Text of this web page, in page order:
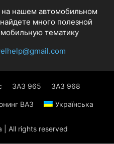
на нашем автомобильном
много полезной
тематику
ЗАЗ 965 ЗАЗ 968
ВАЗ Українська
| All rights reserved